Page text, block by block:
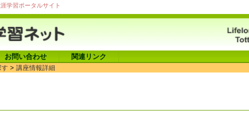
学習ポータルサイト
お問い合わせ 関連リンク
> 講座情報詳細